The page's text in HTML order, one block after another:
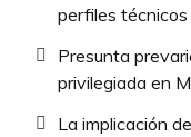
perfiles
Presunta
privilegiada en
La implicación